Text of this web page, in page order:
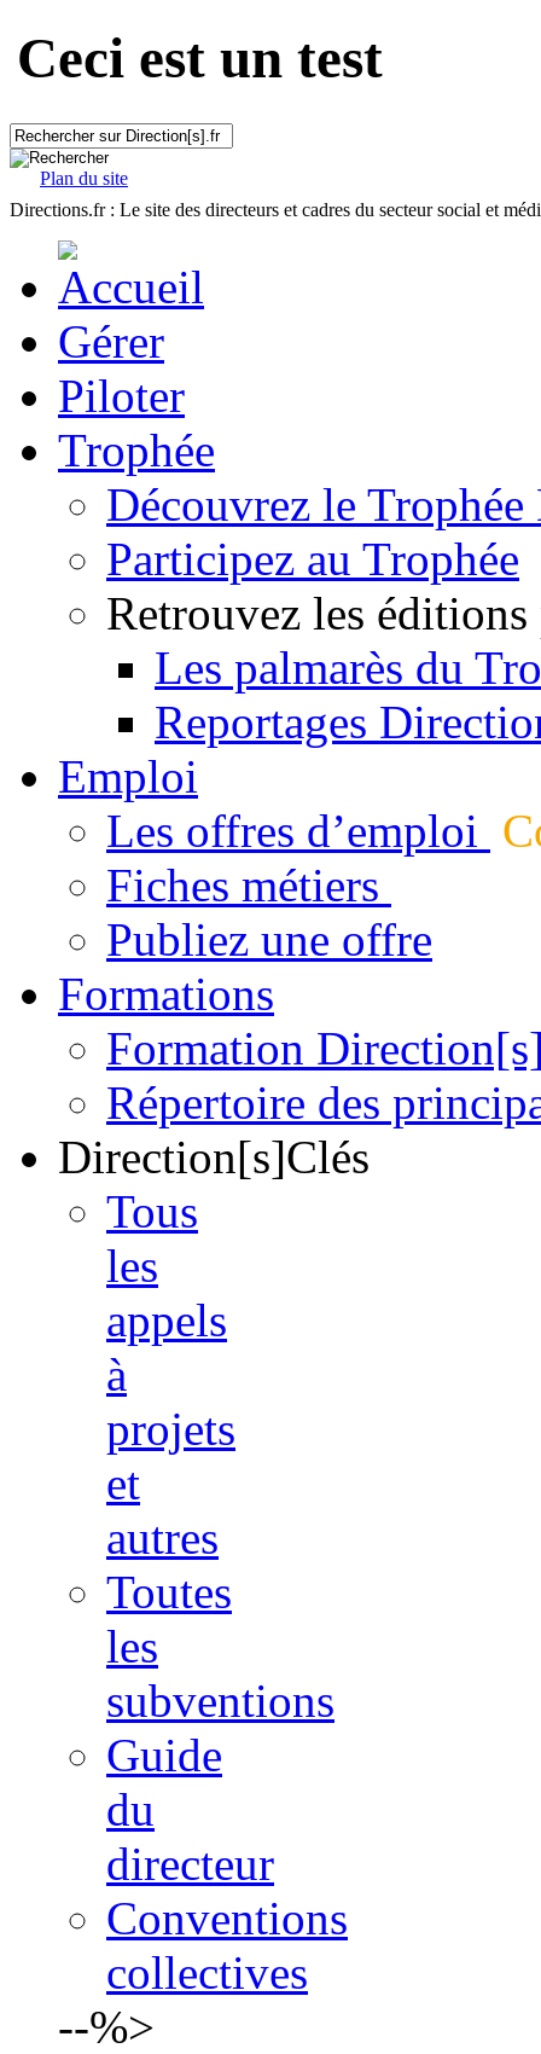
Ceci est un test
Plan du site
Directions.fr : Le site des directeurs et cadres du secteur social et
Gérer
Piloter
Trophée
Découvrez le
Participez au Trophée
Retrouvez les éditions
Les palmarès du
Reportages
Emploi
Les offres d’emploi
Fiches métiers
Publiez une offre
Formations
Formation
Répertoire des
Direction[s]Clés
Tous
les
appels
à
projets
et
autres
Toutes
les
subventions
Guide
du
directeur
Conventions
collectives
--%>